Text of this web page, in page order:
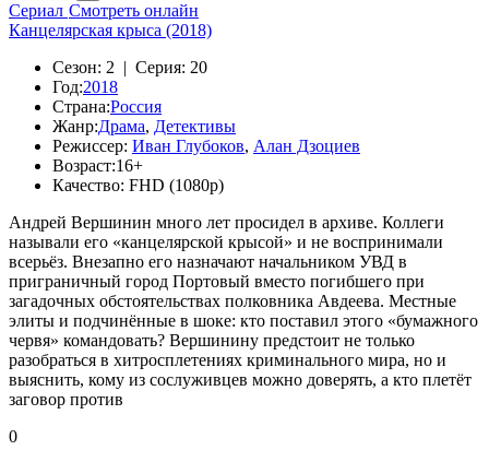
Сериал Смотреть онлайн
Канцелярская крыса (2018)
Сезон: 2 | Серия: 20
Год:2018
Страна:Россия
Жанр:Драма, Детективы
Режиссер: Иван Глубоков, Алан Дзоциев
Возраст:16+
Качество: FHD (1080p)
Андрей Вершинин много лет просидел в архиве. Коллеги
называли его «канцелярской крысой» и не воспринимали
всерьёз. Внезапно его назначают начальником УВД в
приграничный город Портовый вместо погибшего при
загадочных обстоятельствах полковника Авдеева. Местные
элиты и подчинённые в шоке: кто поставил этого «бумажного
червя» командовать? Вершинину предстоит не только
разобраться в хитросплетениях криминального мира, но и
выяснить, кому из сослуживцев можно доверять, а кто плетёт
заговор против
0